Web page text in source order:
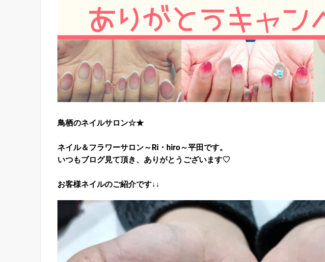
鳥栖のネイルサロン☆★
ネイル＆フラワーサロン～Ri・hiro～平田です。
いつもブログ見て頂き、ありがとうございます♡
お客様ネイルのご紹介です↓↓